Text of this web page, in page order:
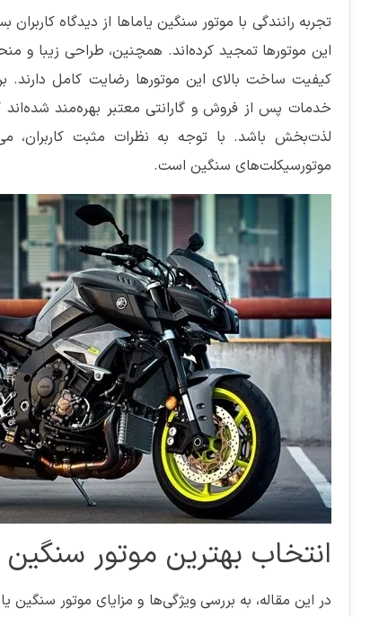
تجربه رانندگی با موتور سنگین یاماها از دیدگاه
این موتورها تمجید کرده‌اند. همچنین، طراحی زیبا و
کیفیت ساخت بالای این موتورها رضایت کامل دارند.
خدمات پس از فروش و گارانتی معتبر بهره‌مند شده‌اند
لذت‌بخش باشد. با توجه به نظرات مثبت کاربران،
موتورسیکلت‌های سنگین است.
انتخاب بهترین موتور سنگین
در این مقاله، به بررسی ویژگی‌ها و مزایای موتور